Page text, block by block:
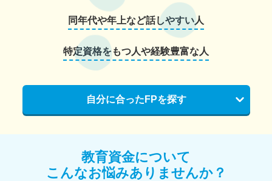
同年代や年上など話しやすい人
特定資格をもつ人や経験豊富な人
自分に合ったFPを探す
教育資金について
こんなお悩みありませんか？